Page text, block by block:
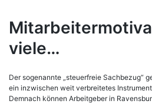
viele…
Der sogenannte „steuerfreie Sachbezug“
ein inzwischen weit verbreitetes
Demnach können Arbeitgeber in